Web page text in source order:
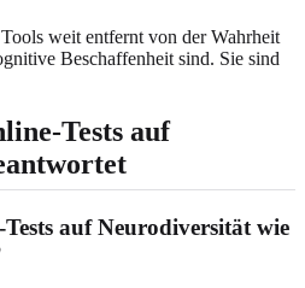
weit entfernt von der Wahrheit
Beschaffenheit sind. Sie sind
Tests auf
auf Neurodiversität wie